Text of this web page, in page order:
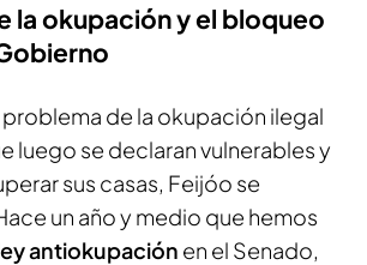
la okupación y el bloqueo
problema de la okupación ilegal
luego se declaran vulnerables y
sus casas, Feijóo se
un año y medio que hemos
antiokupación en el Senado,